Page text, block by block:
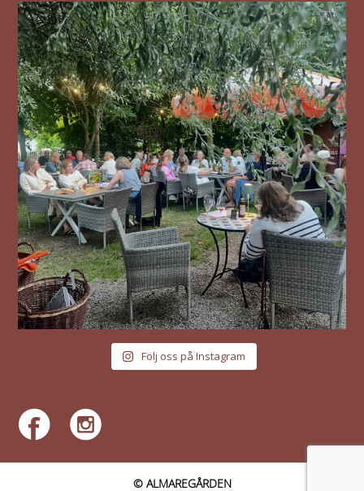
Följ oss på Instagram
© ALMAREGÅRDEN